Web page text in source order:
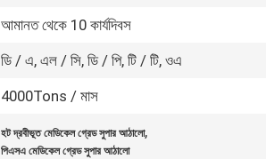
আমানত থেকে 10 কার্যদিবস
ডি / এ, এল / সি, ডি / পি, টি / টি, ওএ
4000Tons / মাস
হট দ্রবীভূত মেডিকেল গ্রেড সুপার আঠালো,
পিএসএ মেডিকেল গ্রেড সুপার আঠালো